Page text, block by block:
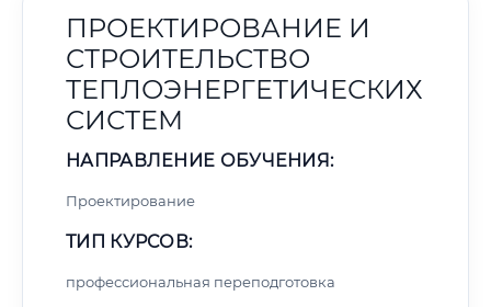
ПРОЕКТИРОВАНИЕ И
СТРОИТЕЛЬСТВО
ТЕПЛОЭНЕРГЕТИЧЕСКИХ
СИСТЕМ
НАПРАВЛЕНИЕ ОБУЧЕНИЯ:
Проектирование
ТИП КУРСОВ:
профессиональная переподготовка